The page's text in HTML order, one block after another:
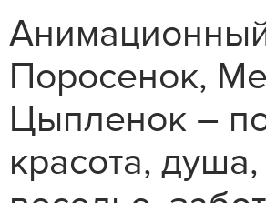
Поросенок,
Цыпленок –
красота,